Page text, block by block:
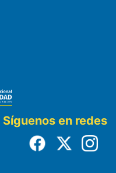
Síguenos en redes